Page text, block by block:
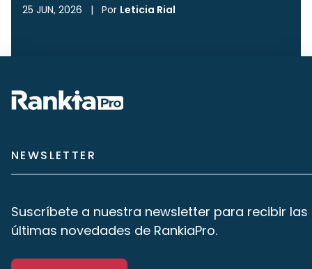
25 JUN, 2026 | Por Leticia Rial
NEWSLETTER
Suscríbete a nuestra newsletter para recibir las
últimas novedades de RankiaPro.